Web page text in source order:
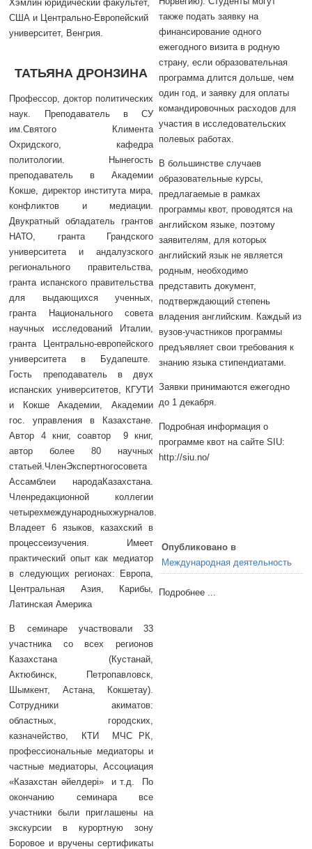
Хэмлин юридический факультет,
США и Центрально-Европейский
университет, Венгрия.
ТАТЬЯНА ДРОНЗИНА
Профессор, доктор политических
наук. Преподаватель в СУ
им.Святого Климента
Охридского, кафедра
политологии. Нынегость
преподаватель в Академии
Кокше, директор института мира,
конфликтов и медиации.
Двукратный обладатель грантов
НАТО, гранта Грандского
университета и андалузского
регионального правительства,
гранта испанского правительства
для выдающихся ученных,
гранта Национального совета
научных исследований Италии,
гранта Центрально-европейского
университета в Будапеште.
Гость преподаватель в двух
испанских университетов, КГУТИ
и Кокше Академии, Академии
гос. управления в Казахстане.
Автор 4 книг, соавтор 9 книг,
автор более 80 научных
статьей.ЧленЭкспертногосовета
Ассамблеи народаКазахстана.
Членредакционной коллегии
четырехмеждународныхжурналов.
Владеет 6 языков, казахский в
процессеизучения. Имеет
практический опыт как медиатор
в следующих регионах: Европа,
Центральная Азия, Карибы,
Латинская Америка
В семинаре участвовали 33
участника со всех регионов
Казахстана (Кустанай,
Актюбинск, Петропавловск,
Шымкент, Астана, Кокшетау).
Сотрудники акиматов:
областных, городских,
казначейство, КТИ МЧС РК,
профессиональные медиаторы и
частные медиаторы, Ассоциация
«Казахстан әйелдері» и т.д. По
окончанию семинара все
участники были приглашены на
экскурсии в курортную зону
Боровое и вручены сертификаты
также подать заявку на
финансирование одного
ежегодного визита в родную
страну, если образовательная
программа длится дольше, чем
один год, и заявку для оплаты
командировочных расходов для
участия в исследовательских
полевых работах.
В большинстве случаев
образовательные курсы,
предлагаемые в рамках
программы квот, проводятся на
английском языке, поэтому
заявителям, для которых
английский язык не является
родным, необходимо
представить документ,
подтверждающий степень
владения английским. Каждый из
вузов-участников программы
предъявляет свои требования к
знанию языка стипендиатами.
Заявки принимаются ежегодно
до 1 декабря.
Подробная информация о
программе квот на сайте SIU:
http://siu.no/
Опубликовано в
Международная деятельность
Подробнее ...